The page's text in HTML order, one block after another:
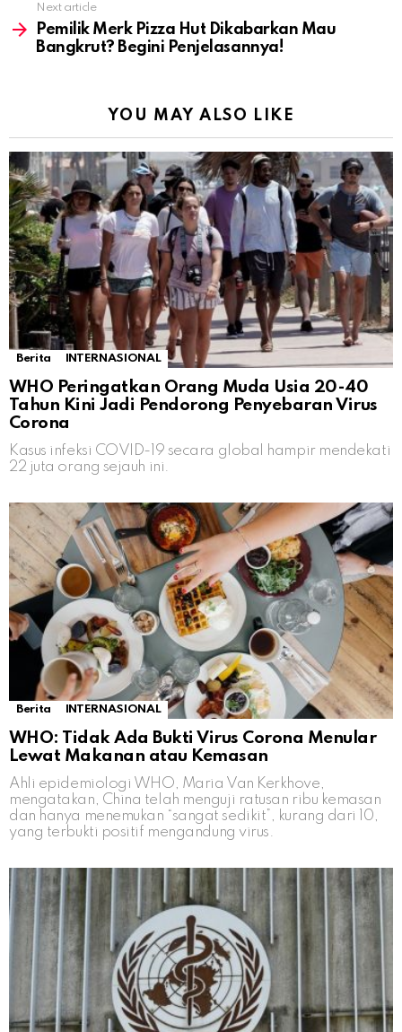
Next article
Pemilik Merk Pizza Hut Dikabarkan Mau
Bangkrut? Begini Penjelasannya!
YOU MAY ALSO LIKE
Berita INTERNASIONAL
WHO Peringatkan Orang Muda Usia 20-40
Tahun Kini Jadi Pendorong Penyebaran Virus
Corona
Kasus infeksi COVID-19 secara global hampir mendekati
22 juta orang sejauh ini.
Berita INTERNASIONAL
WHO: Tidak Ada Bukti Virus Corona Menular
Lewat Makanan atau Kemasan
Ahli epidemiologi WHO, Maria Van Kerkhove,
mengatakan, China telah menguji ratusan ribu kemasan
dan hanya menemukan “sangat sedikit”, kurang dari 10,
yang terbukti positif mengandung virus.